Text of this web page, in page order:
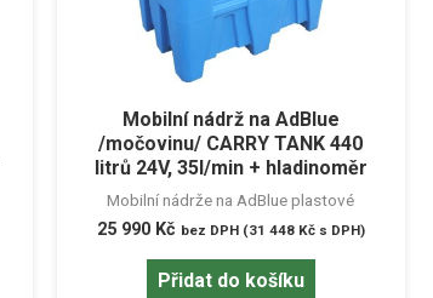
Mobilní nádrž na AdBlue
/močovinu/ CARRY TANK 440
litrů 24V, 35l/min + hladinoměr
Mobilní nádrže na AdBlue plastové
25 990 Kč bez DPH (31 448 Kčs DPH)
Přidat do košíku